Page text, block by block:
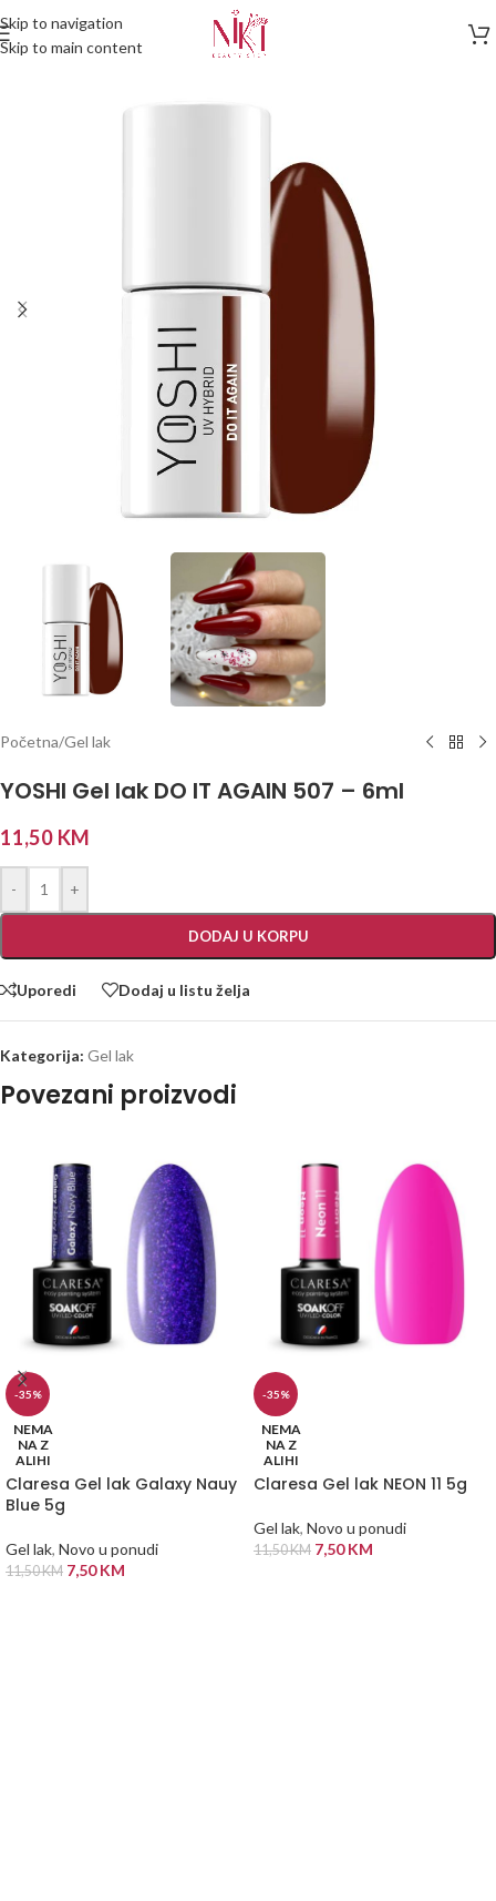
Skip to navigation
Skip to main content
Početna/Gel lak
YOSHI Gel lak DO IT AGAIN 507 – 6ml
11,50 KM
- +
DODAJ U KORPU
Uporedi Dodaj u listu želja
Kategorija: Gel lak
Povezani proizvodi
-35%
NEMA
NA Z
ALIHI
Claresa Gel lak Galaxy Nauy
Blue 5g
Gel lak, Novo u ponudi
11,50KM 7,50KM
-35%
NEMA
NA Z
ALIHI
Claresa Gel lak NEON 11 5g
Gel lak, Novo u ponudi
11,50KM 7,50KM